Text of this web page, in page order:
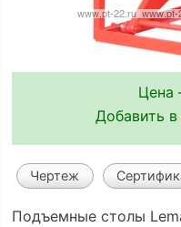
Цена
Добавить в
Чертеж
Подъемные столы